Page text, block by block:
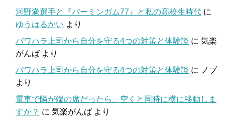
河野満選手と『バーミンガム77』と私の高校生時代 に
ゆうはるかい より
パワハラ上司から自分を守る4つの対策と体験談 に 気楽
がんば より
パワハラ上司から自分を守る4つの対策と体験談 に ノブ
より
電車で隣が端の席だったら、空くと同時に横に移動しま
すか？ に 気楽がんば より